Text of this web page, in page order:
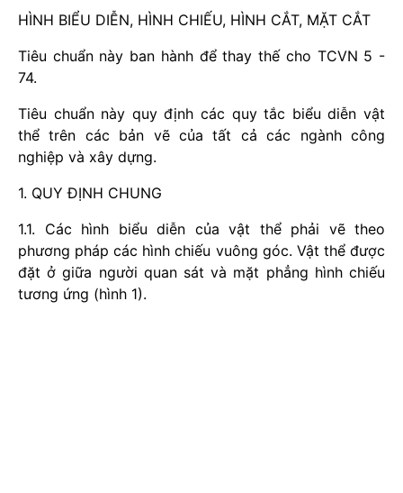
HÌNH BIỂU DIỄN, HÌNH CHIẾU, HÌNH CẮT, MẶT CẮT
Tiêu chuẩn này ban hành để thay thế cho TCVN 5 -
74.
Tiêu chuẩn này quy định các quy tắc biểu diễn vật
thể trên các bản vẽ của tất cả các ngành công
nghiệp và xây dựng.
1. QUY ĐỊNH CHUNG
1.1. Các hình biểu diễn của vật thể phải vẽ theo
phương pháp các hình chiếu vuông góc. Vật thể được
đặt ở giữa người quan sát và mặt phẳng hình chiếu
tương ứng (hình 1).